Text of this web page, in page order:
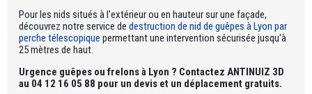
Pour les nids situés à l'extérieur ou en hauteur sur une façade,
découvrez notre service dedestruction de nid de guêpes à Lyon par
perche télescopique permettant une intervention sécurisée jusqu'à
25 mètres de haut.
Urgence guêpes ou frelons à Lyon ? Contactez ANTINUIZ 3D
au 04 12 16 05 88 pour un devis et un déplacement gratuits.